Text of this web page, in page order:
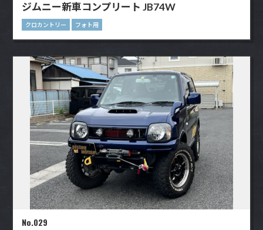
ジムニー新車コンプリート JB74W
クロカントリー フォト用
No.029